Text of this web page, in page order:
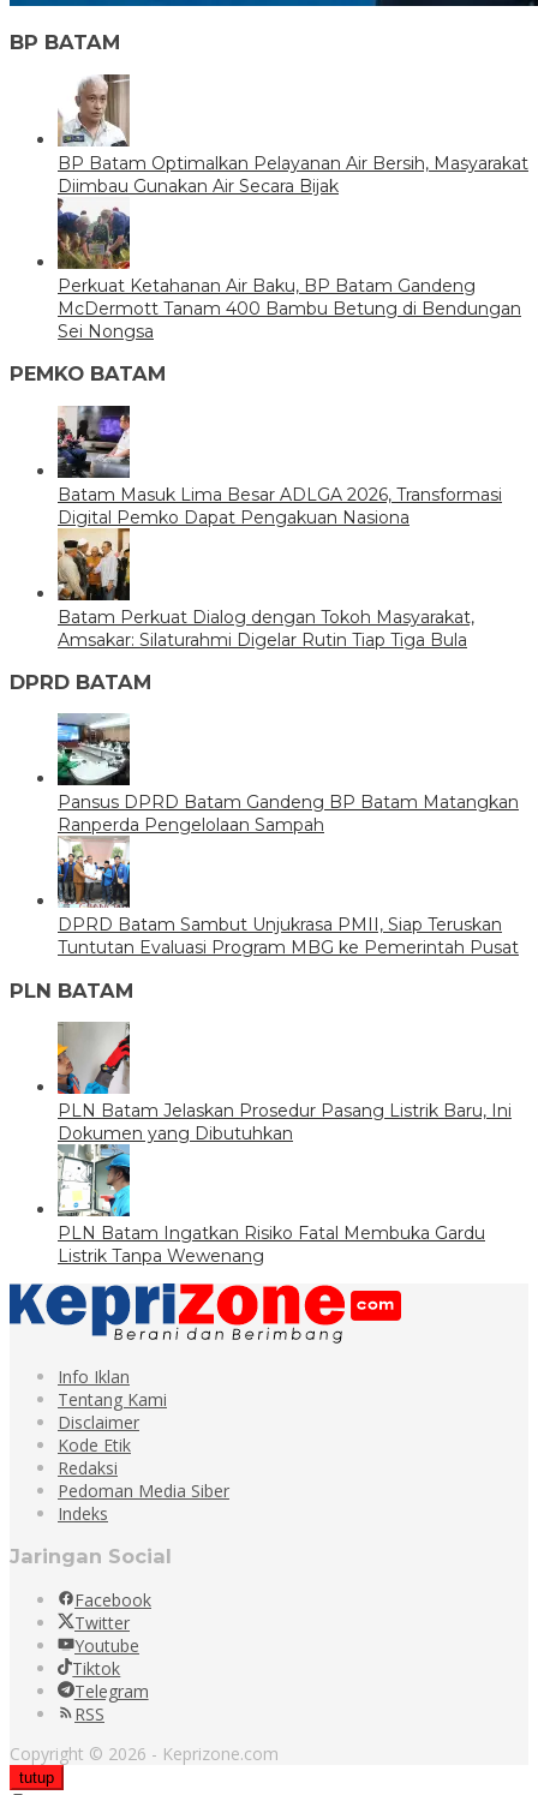
BP BATAM
BP Batam Optimalkan Pelayanan Air Bersih, Masyarakat
Diimbau Gunakan Air Secara Bijak
Perkuat Ketahanan Air Baku, BP Batam Gandeng
McDermott Tanam 400 Bambu Betung di Bendungan
Sei Nongsa
PEMKO BATAM
Batam Masuk Lima Besar ADLGA 2026, Transformasi
Digital Pemko Dapat Pengakuan Nasiona
Batam Perkuat Dialog dengan Tokoh Masyarakat,
Amsakar: Silaturahmi Digelar Rutin Tiap Tiga Bula
DPRD BATAM
Pansus DPRD Batam Gandeng BP Batam Matangkan
Ranperda Pengelolaan Sampah
DPRD Batam Sambut Unjukrasa PMII, Siap Teruskan
Tuntutan Evaluasi Program MBG ke Pemerintah Pusat
PLN BATAM
PLN Batam Jelaskan Prosedur Pasang Listrik Baru, Ini
Dokumen yang Dibutuhkan
PLN Batam Ingatkan Risiko Fatal Membuka Gardu
Listrik Tanpa Wewenang
Info Iklan
Tentang Kami
Disclaimer
Kode Etik
Redaksi
Pedoman Media Siber
Indeks
Jaringan Social
Facebook
Twitter
Youtube
Tiktok
Telegram
RSS
Copyright © 2026 - Keprizone.com
tutup